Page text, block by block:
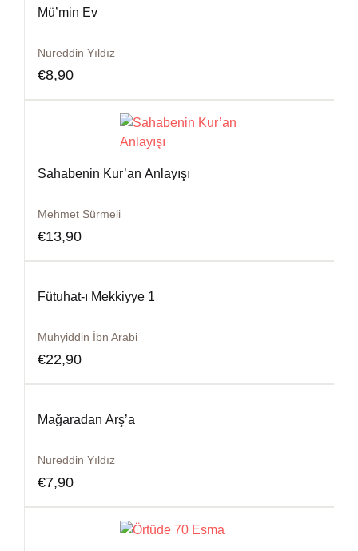
Mü’min Ev
Nureddin Yıldız
€8,90
Sahabenin Kur’an Anlayışı
Mehmet Sürmeli
€13,90
Fütuhat-ı Mekkiyye 1
Muhyiddin İbn Arabi
€22,90
Mağaradan Arş’a
Nureddin Yıldız
€7,90